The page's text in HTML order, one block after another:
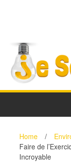
Home /
Faire de
Incroyable